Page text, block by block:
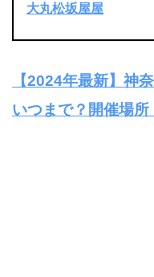
大丸松坂屋屋
【2024年最新】神
いつまで？開催場